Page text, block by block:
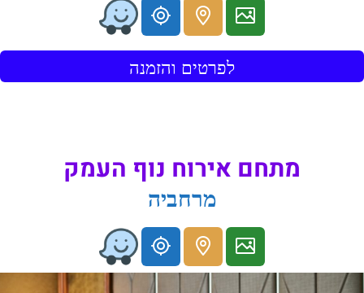
לפרטים והזמנה
מתחם אירוח נוף העמק
מרחביה